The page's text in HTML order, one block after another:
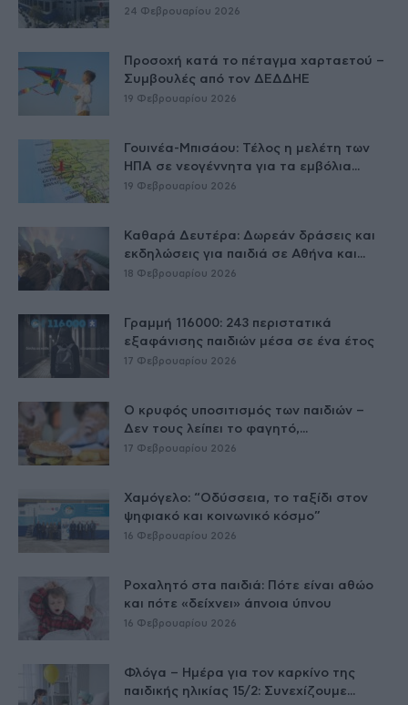
24 Φεβρουαρίου 2026
Προσοχή κατά το πέταγμα χαρταετού –
Συμβουλές από τον ΔΕΔΔΗΕ
19 Φεβρουαρίου 2026
Γουινέα-Μπισάου: Τέλος η μελέτη των
ΗΠΑ σε νεογέννητα για τα εμβόλια...
19 Φεβρουαρίου 2026
Καθαρά Δευτέρα: Δωρεάν δράσεις και
εκδηλώσεις για παιδιά σε Αθήνα και...
18 Φεβρουαρίου 2026
Γραμμή 116000: 243 περιστατικά
εξαφάνισης παιδιών μέσα σε ένα έτος
17 Φεβρουαρίου 2026
Ο κρυφός υποσιτισμός των παιδιών –
Δεν τους λείπει το φαγητό,...
17 Φεβρουαρίου 2026
Χαμόγελο: “Οδύσσεια, το ταξίδι στον
ψηφιακό και κοινωνικό κόσμο”
16 Φεβρουαρίου 2026
Ροχαλητό στα παιδιά: Πότε είναι αθώο
και πότε «δείχνει» άπνοια ύπνου
16 Φεβρουαρίου 2026
Φλόγα – Ημέρα για τον καρκίνο της
παιδικής ηλικίας 15/2: Συνεχίζουμε...